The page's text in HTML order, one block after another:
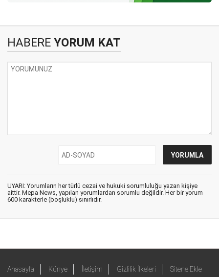
HABERE YORUM KAT
UYARI: Yorumların her türlü cezai ve hukuki sorumluluğu yazan kişiye
aittir. Mepa News, yapılan yorumlardan sorumlu değildir. Her bir yorum
600 karakterle (boşluklu) sınırlıdır.
Anasayfa Künye İletişim Gizlilik İlkeleri Sitene Ekle